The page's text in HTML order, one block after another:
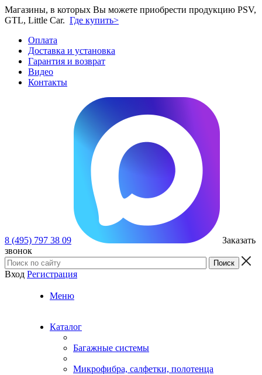
Магазины, в которых Вы можете приобрести продукцию PSV,
GTL, Little Car. Где купить>
Оплата
Доставка и установка
Гарантия и возврат
Видео
Контакты
8 (495) 797 38 09
Заказать
звонок
Вход Регистрация
Меню
Каталог
Багажные системы
Микрофибра, салфетки, полотенца